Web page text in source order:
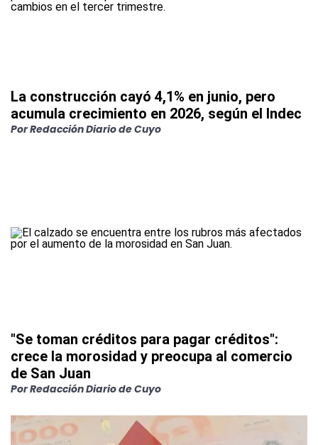
La construcción cayó 4,1% en junio, pero
acumula crecimiento en 2026, según el Indec
PorRedacción Diario de Cuyo
"Se toman créditos para pagar créditos":
crece la morosidad y preocupa al comercio
de San Juan
PorRedacción Diario de Cuyo